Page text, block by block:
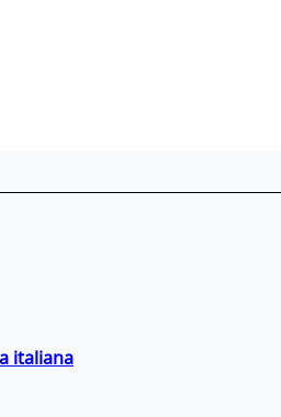
italiana